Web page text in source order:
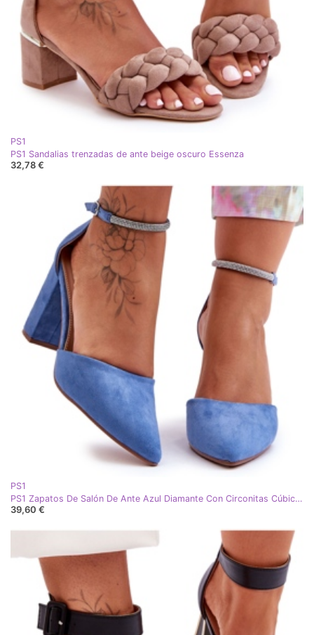
PS1
PS1 Sandalias trenzadas de ante beige oscuro Essenza
32,78 €
PS1
PS1 Zapatos De Salón De Ante Azul Diamante Con Circonitas Cúbicas
39,60 €